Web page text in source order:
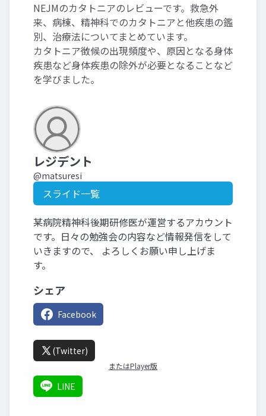
NEJMのカタトニアのレビューです。救急外
来、病棟、精神科でのカタトニアと他疾患の鑑
別、治療法についてまとめています。
カタトニア徴候の出現頻度や、原因となる身体
疾患など身体疾患の除外が必要となることなど
を学びました。
レジデント
@matsuresi
スライド一覧
某病院精神科後期研修医が運営するアカウント
です。日々の勉強会の内容など情報発信をして
いきますので、 よろしくお願い申し上げま
す。
シェア
Facebook
(Twitter)
またはPlayer版
LINE